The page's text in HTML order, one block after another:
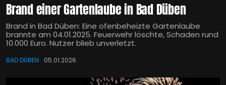
Brand einer Gartenlaube in Bad Düben
Brand in Bad Düben: Eine ofenbeheizte Gartenlaube
brannte am 04.01.2025. Feuerwehr löschte, Schaden rund
10.000 Euro. Nutzer blieb unverletzt.
BAD DÜBEN 05.01.2026